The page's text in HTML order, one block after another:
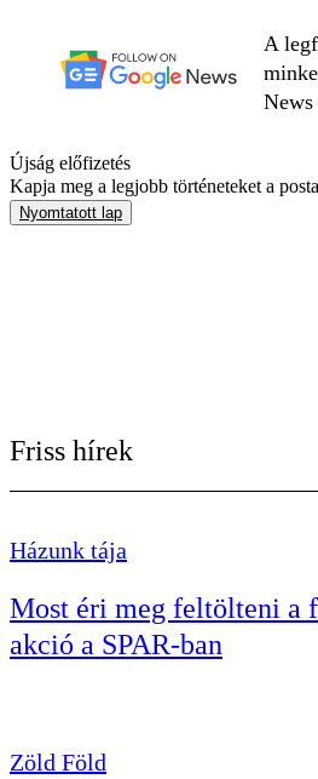
A
Újság előfizetés
Kapja meg a legjobb történeteket a
Nyomtatott lap
Friss hírek
Házunk tája
Most éri meg feltölteni a
akció a SPAR-ban
Zöld Föld